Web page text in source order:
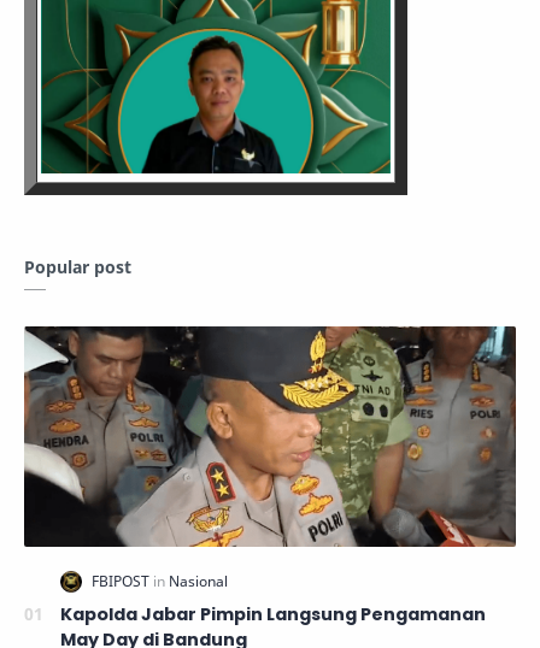
Popular post
Kapolda Jabar Pimpin Langsung Pengamanan
May Day di Bandung